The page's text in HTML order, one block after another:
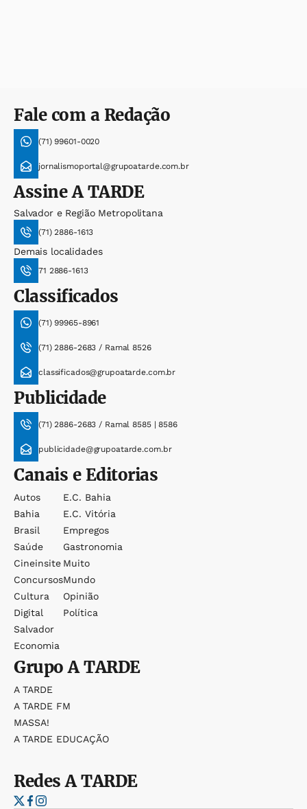
Fale com a Redação
(71) 99601-0020
jornalismoportal@grupoatarde.com.br
AssineA TARDE
Salvador e Região Metropolitana
(71) 2886-1613
Demais localidades
71 2886-1613
Classificados
(71) 99965-8961
(71) 2886-2683 / Ramal 8526
classificados@grupoatarde.com.br
Publicidade
(71) 2886-2683 / Ramal 8585 | 8586
publicidade@grupoatarde.com.br
Canais e Editorias
Autos
Bahia
Brasil
Saúde
Cineinsite
Concursos
Cultura
Digital
Salvador
Economia
E.c. Bahia
E.c. Vitória
Empregos
Gastronomia
Muito
Mundo
Opinião
Política
GrupoA TARDE
A TARDE
A TARDE FM
MASSA!
A TARDE EDUCAÇÃO
RedesA TARDE